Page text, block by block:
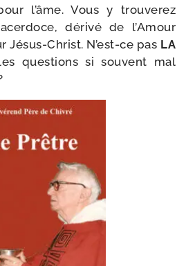
l’âme. Vous y trou­ve­rez
déri­vé de l’Amour
Jésus-​Christ. N’est-ce pas LA
ques­tions si sou­vent mal